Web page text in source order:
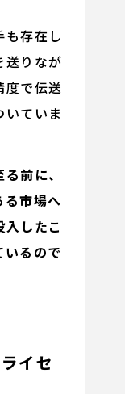
も存在し
送りなが
度で伝送
ていま
前に、
る市場へ
したこ
るので
イセ